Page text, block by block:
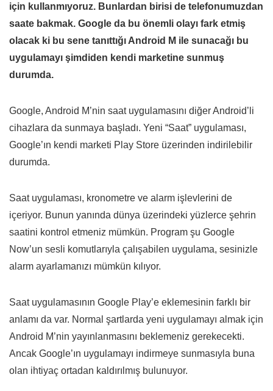
için kullanmıyoruz. Bunlardan birisi de telefonumuzdan
saate bakmak. Google da bu önemli olayı fark etmiş
olacak ki bu sene tanıttığı Android M ile sunacağı bu
uygulamayı şimdiden kendi marketine sunmuş
durumda.
Google, Android M’nin saat uygulamasını diğer Android’li
cihazlara da sunmaya başladı. Yeni “Saat” uygulaması,
Google’ın kendi marketi Play Store üzerinden indirilebilir
durumda.
Saat uygulaması, kronometre ve alarm işlevlerini de
içeriyor. Bunun yanında dünya üzerindeki yüzlerce şehrin
saatini kontrol etmeniz mümkün. Program şu Google
Now’un sesli komutlarıyla çalışabilen uygulama, sesinizle
alarm ayarlamanızı mümkün kılıyor.
Saat uygulamasının Google Play’e eklemesinin farklı bir
anlamı da var. Normal şartlarda yeni uygulamayı almak için
Android M’nin yayınlanmasını beklemeniz gerekecekti.
Ancak Google’ın uygulamayı indirmeye sunmasıyla buna
olan ihtiyaç ortadan kaldırılmış bulunuyor.